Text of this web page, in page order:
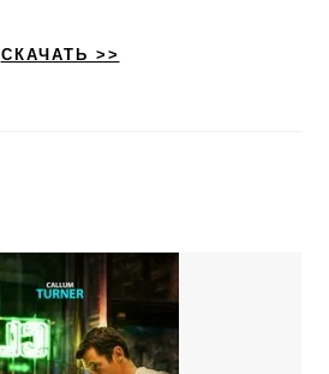
СКАЧАТЬ >>